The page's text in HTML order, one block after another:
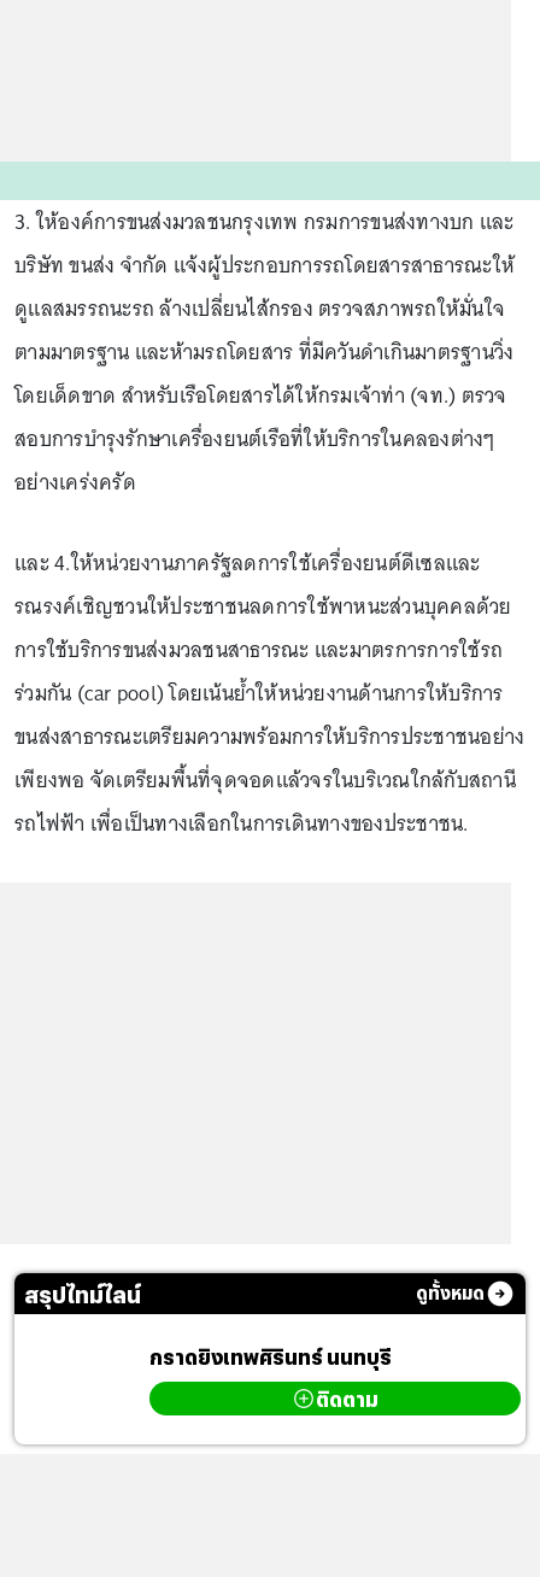
3. ให้องค์การขนส่งมวลชนกรุงเทพ กรมการขนส่งทางบก และ
บริษัท ขนส่ง จำกัด แจ้งผู้ประกอบการรถโดยสารสาธารณะให้
ดูแลสมรรถนะรถ ล้างเปลี่ยนไส้กรอง ตรวจสภาพรถให้มั่นใจ
ตามมาตรฐาน และห้ามรถโดยสาร ที่มีควันดําเกินมาตรฐานวิ่ง
โดยเด็ดขาด สำหรับเรือโดยสารได้ให้กรมเจ้าท่า (จท.) ตรวจ
สอบการบำรุงรักษาเครื่องยนต์เรือที่ให้บริการในคลองต่างๆ
อย่างเคร่งครัด
และ 4.ให้หน่วยงานภาครัฐลดการใช้เครื่องยนต์ดีเซลและ
รณรงค์เชิญชวนให้ประชาชนลดการใช้พาหนะส่วนบุคคลด้วย
การใช้บริการขนส่งมวลชนสาธารณะ และมาตรการการใช้รถ
ร่วมกัน (car pool) โดยเน้นย้ำให้หน่วยงานด้านการให้บริการ
ขนส่งสาธารณะเตรียมความพร้อมการให้บริการประชาชนอย่าง
เพียงพอ จัดเตรียมพื้นที่จุดจอดแล้วจรในบริเวณใกล้กับสถานี
รถไฟฟ้า เพื่อเป็นทางเลือกในการเดินทางของประชาชน.
สรุปไทม์ไลน์ ดูทั้งหมด
กราดยิงเทพศิรินทร์ นนทบุรี
ติดตาม